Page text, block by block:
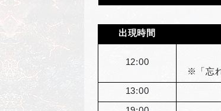
出現時間
12:00
※「忘
13:00